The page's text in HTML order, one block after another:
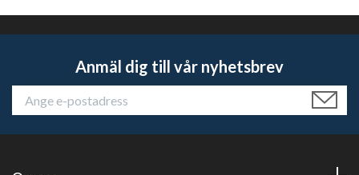
Anmäl dig till vår nyhetsbrev